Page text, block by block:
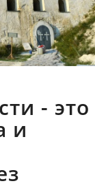
- это
и